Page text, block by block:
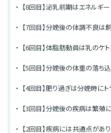
【8回目】泌乳前期はエネルギ
【7回目】分娩後の体調不良は
【6回目】体脂肪動員は乳のケ
【5回目】分娩後の体重の落ち
【4回目】肥り過ぎは分娩時に
【3回目】分娩後の疾病は繁殖
【2回目】疾病には共通点があ